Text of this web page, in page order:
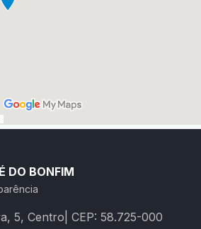
DO BONFIM
5, Centro| CEP: 58.725-000